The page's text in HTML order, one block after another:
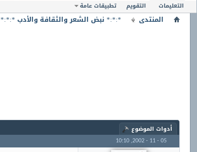
التعليمات التقويم تطبيقات عامة
المنتدى *:*:* نبض الشعر والثقافة والأدب *:*:*
أدوات الموضوع
05 - 11 - 2002,
10:10